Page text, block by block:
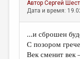
ЦИКЛЫ
ТРЕДИАКОВСКИЙ
МЕДИА
АвторСергей
Дата и время:
...и сброшен
С позором
Век сменит век